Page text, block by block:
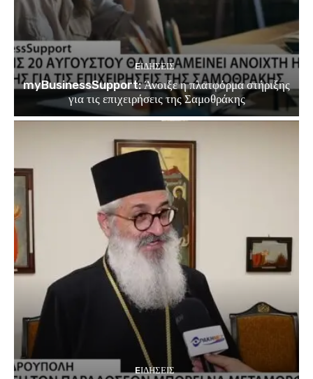
EΙΔΗΣΕΙΣ
myBusinessSupport: Άνοιξε η πλατφόρμα στήριξης
για τις επιχειρήσεις της Σαμοθράκης
EΙΔΗΣΕΙΣ